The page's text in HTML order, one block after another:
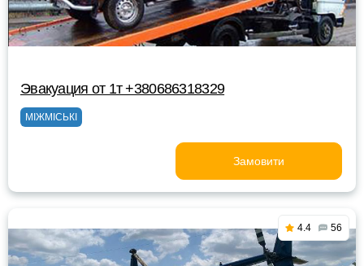
Эвакуация от 1т +380686318329
МІЖМІСЬКІ
Замовити
4.4 56